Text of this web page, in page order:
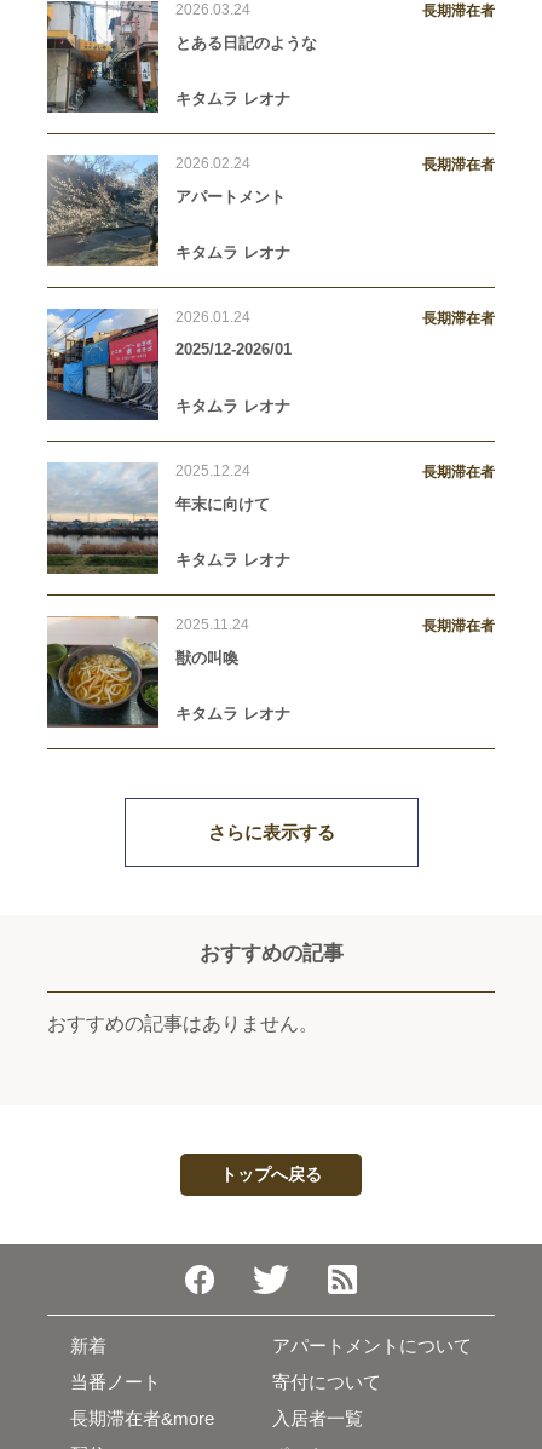
2026.03.24 長期滞在者
とある日記のような
キタムラ レオナ
2026.02.24 長期滞在者
アパートメント
キタムラ レオナ
2026.01.24 長期滞在者
2025/12-2026/01
キタムラ レオナ
2025.12.24 長期滞在者
年末に向けて
キタムラ レオナ
2025.11.24 長期滞在者
獣の叫喚
キタムラ レオナ
さらに表示する
おすすめの記事
おすすめの記事はありません。
トップへ戻る
新着
当番ノート
長期滞在者&more
アパートメントについて
寄付について
入居者一覧